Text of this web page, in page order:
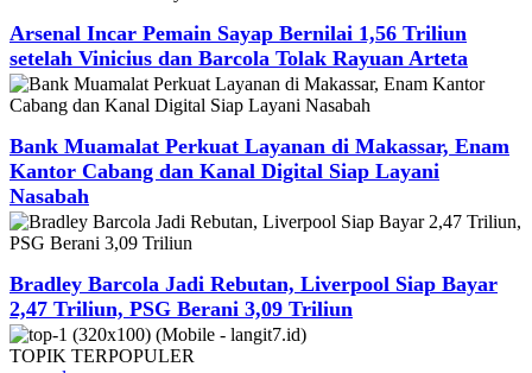
Arsenal Incar Pemain Sayap Bernilai 1,56 Triliun
setelah Vinicius dan Barcola Tolak Rayuan Arteta
Bank Muamalat Perkuat Layanan di Makassar, Enam
Kantor Cabang dan Kanal Digital Siap Layani
Nasabah
Bradley Barcola Jadi Rebutan, Liverpool Siap Bayar
2,47 Triliun, PSG Berani 3,09 Triliun
TOPIK TERPOPULER